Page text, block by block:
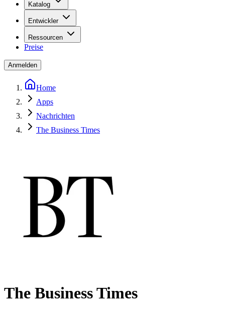
Katalog
Entwickler
Ressourcen
Preise
Anmelden
Home
Apps
Nachrichten
The Business Times
The Business Times